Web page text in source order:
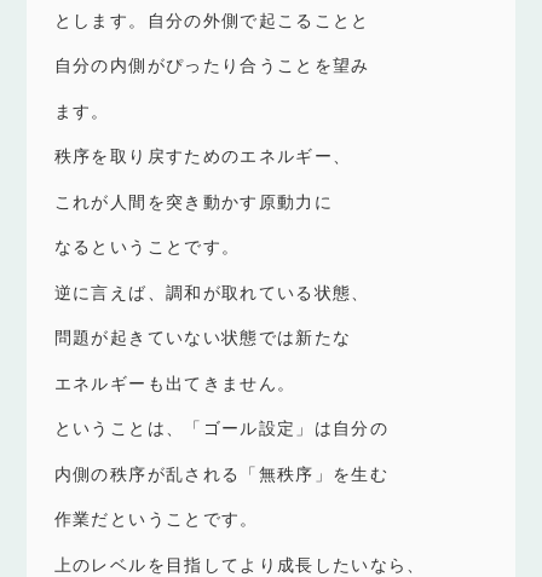
とします。自分の外側で起こることと
自分の内側がぴったり合うことを望み
ます。
秩序を取り戻すためのエネルギー、
これが人間を突き動かす原動力に
なるということです。
逆に言えば、調和が取れている状態、
問題が起きていない状態では新たな
エネルギーも出てきません。
ということは、「ゴール設定」は自分の
内側の秩序が乱される「無秩序」を生む
作業だということです。
上のレベルを目指してより成長したいなら、